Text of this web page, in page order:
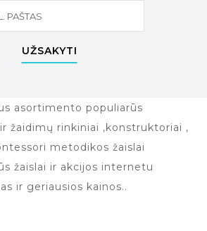
UŽSAKYTI
asortimento populiarūs
žaidimų rinkiniai ,konstruktoriai ,
metodikos žaislai
žaislai ir akcijos internetu
ir geriausios kainos..